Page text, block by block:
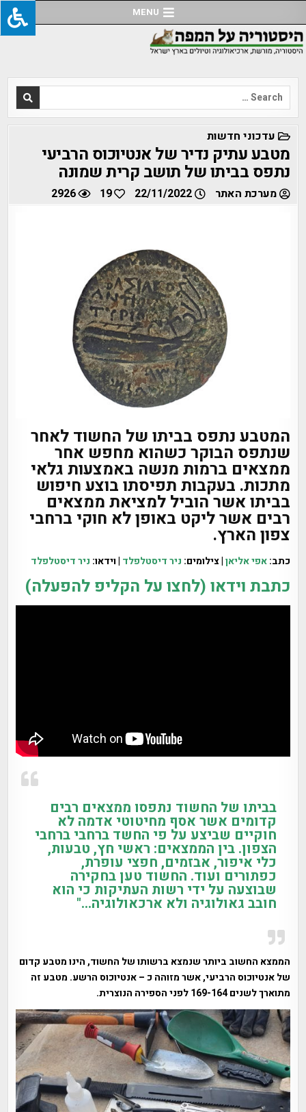
to
content
MENU
Search
for:
POSTED
IN
עדכוני חדשות
מטבע עתיק נדיר של אנטיוכוס הרביעי
נתפס בביתו של תושב קרית שמונה
מערכת האתר 22/11/2022
19
2926
המטבע נתפס בביתו של החשוד לאחר
שנתפס הבוקר כשהוא מחפש אחר
ממצאים ברמות מנשה באמצעות גלאי
מתכות. בעקבות תפיסתו בוצע חיפוש
בביתו אשר הוביל למציאת ממצאים
רבים אשר ליקט באופן לא חוקי ברחבי
צפון הארץ.
כתב:אפי אליאן| צילומים: ניר דיסטלפלד | וידאו: ניר דיסטלפלד
כתבת וידאו (לחצו על הקליפ להפעלה)
בביתו של החשוד נתפסו ממצאים רבים
קדומים אשר אסף מחיטוטי אדמה לא
חוקיים שביצע על פי החשד ברחבי ברחבי
הצפון. בין הממצאים: ראשי חץ, טבעות,
כלי איפור, אבזמים, חפצי עופרת,
כפתורים ועוד. החשוד טען בחקירה
שבוצעה על ידי רשות העתיקות כי הוא
חובב גאולוגיה ולא ארכאולוגיה…"
הממצא החשוב ביותר שנמצא ברשותו של החשוד, הינו מטבע קדום
של אנטיוכוס הרביעי, אשר מזוהה כ – אנטיוכוס הרשע. מטבע זה
מתוארך לשנים 169-164 לפני הספירה הנוצרית.